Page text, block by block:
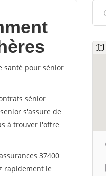
santé pour sénior
sénior
s'assure de
à trouver l'offre
37400
rapidement le